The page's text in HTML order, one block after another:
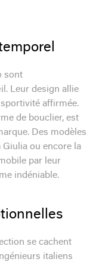
sont
Leur design allie
affirmée.
de bouclier, est
Des modèles
ou encore la
par leur
indéniable.
se cachent
italiens